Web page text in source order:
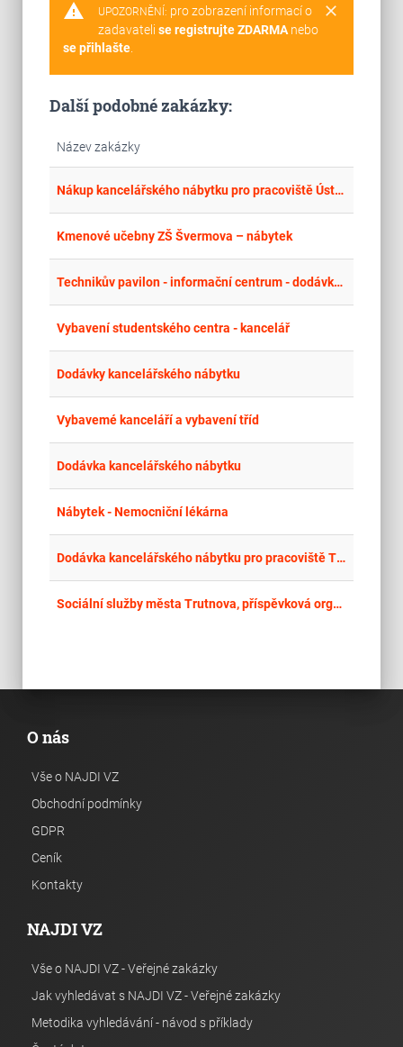
warning clear
UPOZORNĚNÍ: pro zobrazení informací o
zadavateli se registrujte ZDARMAnebo
se přihlašte.
Další podobné zakázky:
Název zakázky
Nákup kancelářského nábytku pro pracoviště Ústí nad Labem
Kmenové učebny ZŠ Švermova – nábytek
Technikův pavilon - informační centrum - dodávka vnitřního vybavení
Vybavení studentského centra - kancelář
Dodávky kancelářského nábytku
Vybavemé kanceláří a vybavení tříd
Dodávka kancelářského nábytku
Nábytek - Nemocniční lékárna
Dodávka kancelářského nábytku pro pracoviště TR Kočín
Sociální služby města Trutnova, příspěvková organizace – dodávka nábytkového a zdravotnického vybavení
O nás
Vše o NAJDI VZ
Obchodní podmínky
GDPR
Ceník
Kontakty
NAJDI VZ
Vše o NAJDI VZ - Veřejné zakázky
Jak vyhledávat s NAJDI VZ - Veřejné zakázky
Metodika vyhledávání - návod s příklady